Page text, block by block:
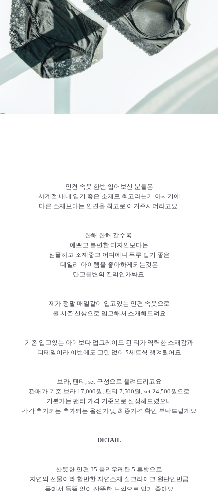
인견 속옷 한번 입어보신 분들은
사계절 내내 입기 좋은 소재로 최고라는거 아시기에
다른 소재보다는 인견을 최고로 여겨주시더라고요
한해 한해 갈수록
예쁘고 불편한 디자인보다는
심플하고 소재좋고 어디에나 두루 입기 좋은
데일리 아이템을 좋아하게되는것은
만고불변의 진리인가봐요
제가 정말 매일같이 입고있는 인견 속옷으로
올 시즌 신상으로 입고해서 소개해드려요
기존 입고있는 아이보다 업그레이드 된 티가 역력한 소재감과
디테일이라 이번에도 고민 없이 5세트씩 챙겨뒀어요
브라, 팬티, set 구성으로 올려드리고요
판매가 기준 브라 17,000원, 팬티 7,500원, set 24,500원으로
기본가는 팬티 가격 기준으로 설정해드렸으니
각각 추가되는 추가되는 옵션가 및 최종가격 확인 부탁드릴게요
DETAIL
산뜻한 인견 95 폴리우레탄 5 혼방으로
자연의 선물이라 할만한 자연소재 실크라이크 원단인만큼
몸에서 들뜸 없이 산뜻한 느낌으로 입기 좋아요